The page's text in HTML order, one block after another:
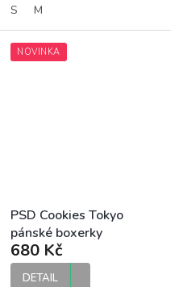
S M
NOVINKA
PSD Cookies Tokyo
pánské boxerky
680 Kč
DETAIL